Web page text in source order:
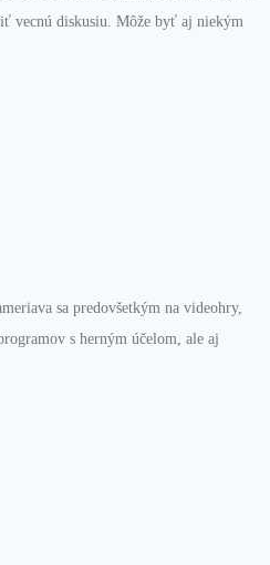
vecnú diskusiu. Môže byť aj niekým
sa predovšetkým na videohry,
s herným účelom, ale aj